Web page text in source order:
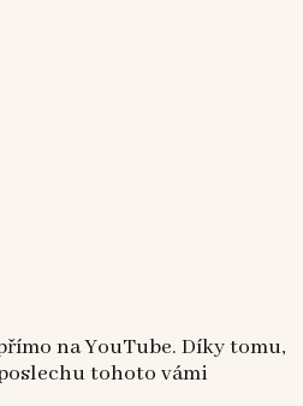
na YouTube. Díky tomu,
tohoto vámi